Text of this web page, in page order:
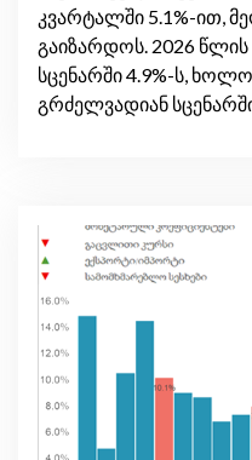
კვარტალში 5.1%-ით,
გაიზარდოს. 2026
სცენარში 4.9%-ს,
გრძელვადიან